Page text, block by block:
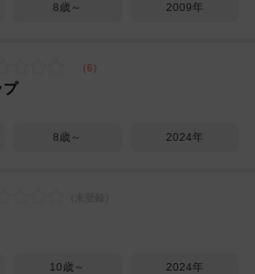
8歳～ 2009年
プ
8歳～ 2024年
10歳～ 2024年